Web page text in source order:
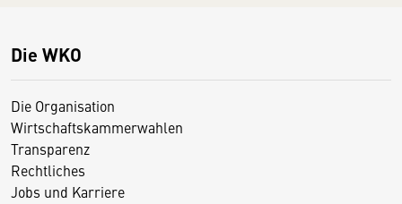
Die WKO
Die Organisation
Wirtschaftskammerwahlen
Transparenz
Rechtliches
Jobs und Karriere